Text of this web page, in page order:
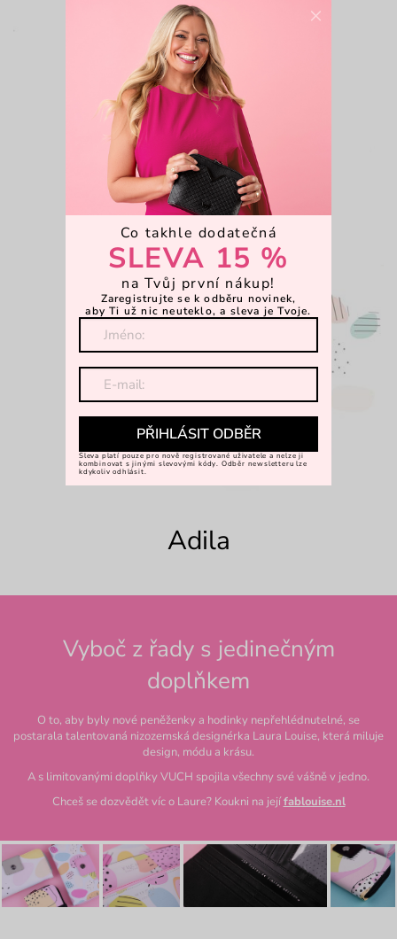
Lana
Adila
Vyboč z řady s jedinečným
doplňkem
O to, aby byly nové peněženky a hodinky nepřehlédnutelné, se
postarala talentovaná nizozemská designérka Laura Louise, která miluje
design, módu a krásu.
A s limitovanými doplňky VUCH spojila všechny své vášně v jedno.
Chceš se dozvědět víc o Laure? Koukni na jejífablouise.nl
×
Co takhle dodatečná
SLEVA 15 %
na Tvůj první nákup!
Zaregistrujte se k odběru novinek,
aby Ti už nic neuteklo, a sleva je Tvoje.
PŘIHLÁSIT ODBĚR
Sleva platí pouze pro nově registrované uživatele a nelze ji
kombinovat s jinými slevovými kódy. Odběr newsletteru lze
kdykoliv odhlásit.